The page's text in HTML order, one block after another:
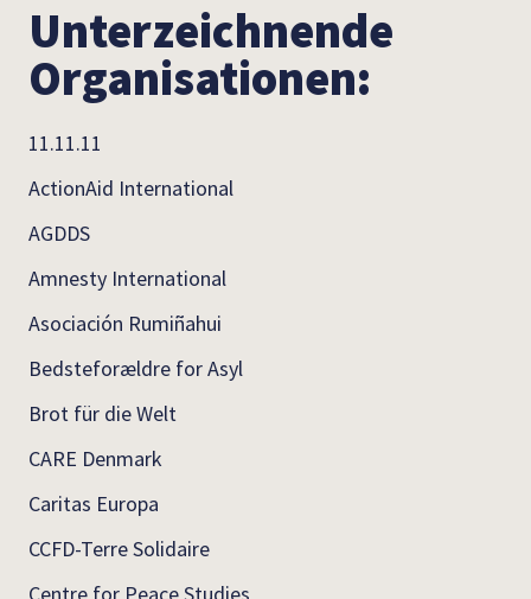
Unterzeichnende
Organisationen:
11.11.11
ActionAid International
AGDDS
Amnesty International
Asociación Rumiñahui
Bedsteforældre for Asyl
Brot für die Welt
CARE Denmark
Caritas Europa
CCFD-Terre Solidaire